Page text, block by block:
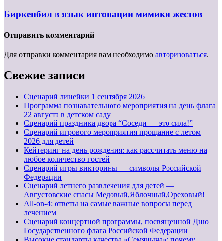
Биркенбил в язык интонации мимики жестов
Отправить комментарий
Для отправки комментария вам необходимо авторизоваться.
Свежие записи
Cценарий линейки 1 сентября 2026
Программа познавательного мероприятия на день флага
22 августа в детском саду
Сценарий праздника двора “Соседи — это сила!”
Сценарий игрового мероприятия прощание с летом
2026 для детей
Кейтеринг на день рождения: как рассчитать меню на
любое количество гостей
Сценарий игры викторины — символы Российской
Федерации
Сценарий летнего развлечения для детей —
Августовские спасы Медовый,Яблочный,Ореховый!
All-on-4: ответы на самые важные вопросы перед
лечением
Сценарий концертной программы, посвященной Дню
Государственного флага Российской Федерации
Высокие стандарты качества «Семяныча»: почему